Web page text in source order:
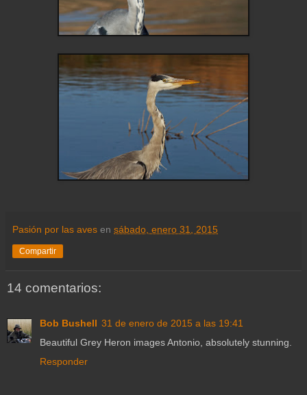
Pasión por las aves en sábado, enero 31, 2015
Compartir
14 comentarios:
Bob Bushell 31 de enero de 2015 a las 19:41
Beautiful Grey Heron images Antonio, absolutely stunning.
Responder